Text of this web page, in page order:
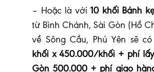
– Hoặc là với10 khối Bánh
từ Bình Chánh, Sài Gòn (Hồ
về Sông Cầu, Phú Yên sẽ
khối x 450.000/khối + phí
Gòn 500.000 + phí giao